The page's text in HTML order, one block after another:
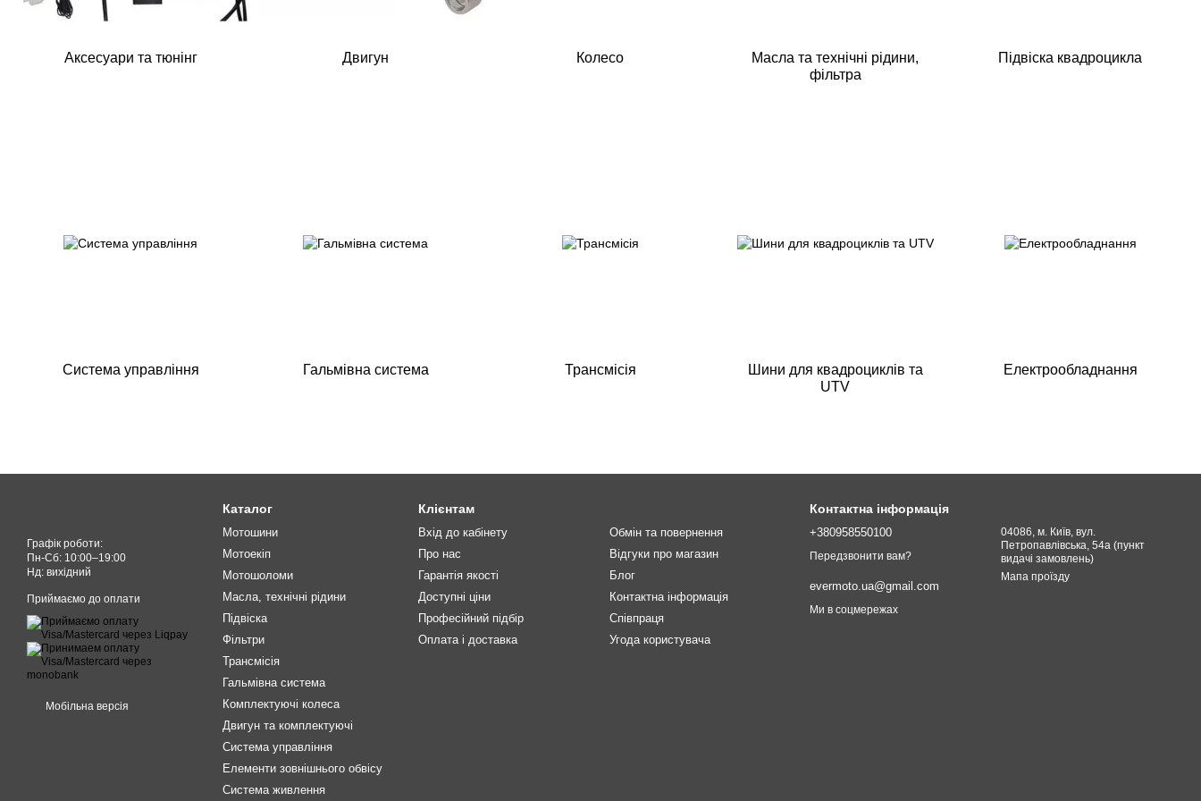
Аксесуари та тюнінг Двигун Колесо
Масла та технічні рідини,
фільтра
Підвіска квадроцикла
Система управління Гальмівна система Трансмісія
Шини для квадроциклів та
UTV
Електрообладнання
Графік роботи:
Пн-Cб: 10:00–19:00
Нд: вихідний
Приймаємо до оплати
Мобільна версія
Каталог
Мотошини
Мотоекіп
Мотошоломи
Масла, технічні рідини
Підвіска
Фільтри
Трансмісія
Гальмівна система
Комплектуючі колеса
Двигун та комплектуючі
Система управління
Елементи зовнішнього обвісу
Система живлення
Клієнтам
Вхід до кабінету
Про нас
Гарантія якості
Доступні ціни
Професійний підбір
Оплата і доставка
Обмін та повернення
Відгуки про магазин
Блог
Контактна інформація
Співпраця
Угода користувача
Контактна інформація
+380958550100
Передзвонити вам?
evermoto.ua@gmail.com
04086, м. Київ, вул.
Петропавлівська, 54а (пункт
видачі замовлень)
Мапа проїзду
Ми в соцмережах